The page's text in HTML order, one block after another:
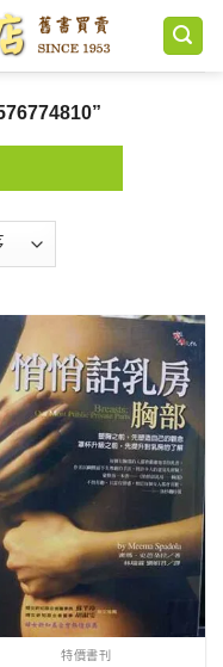
特價書刊